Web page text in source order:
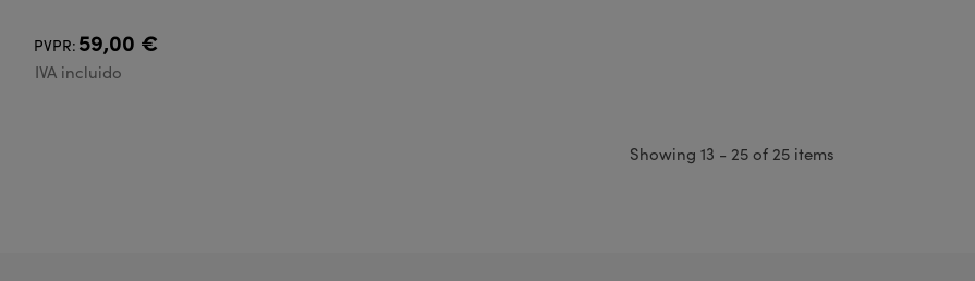
PVPR: 59,00 €
IVA incluido
Showing 13 - 25 of 25 items